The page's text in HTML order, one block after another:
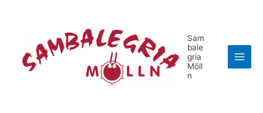
Sam
bale
gria
Möll
n